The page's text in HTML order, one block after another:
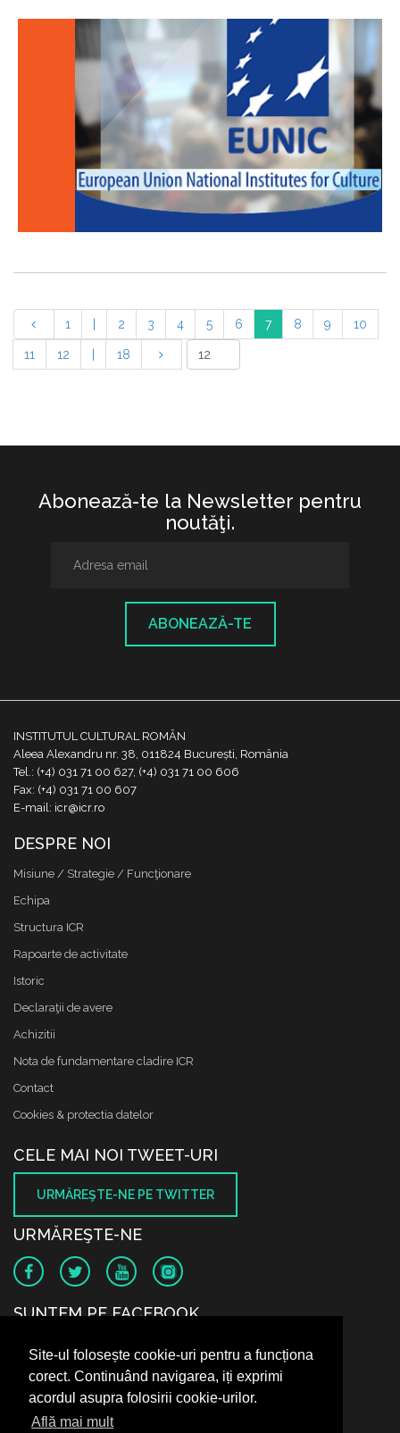
Site-ul folosește cookie-uri pentru a funcționa
corect. Continuând navigarea, iți exprimi
acordul asupra folosirii cookie-urilor.
Află mai mult
1 2 3 4 5 6 7 8 9 10
11 12 18
Abonează-te la Newsletter pentru
noutăţi.
ABONEAZĂ-TE
INSTITUTUL CULTURAL ROMÂN
Aleea Alexandru nr. 38, 011824 București, România
Tel.: (+4) 031 71 00 627, (+4) 031 71 00 606
Fax: (+4) 031 71 00 607
E-mail: icr@icr.ro
DESPRE NOI
Misiune / Strategie / Funcţionare
Echipa
Structura ICR
Rapoarte de activitate
Istoric
Declaraţii de avere
Achizitii
Nota de fundamentare cladire ICR
Contact
Cookies & protectia datelor
CELE MAI NOI TWEET-URI
URMĂREŞTE-NE PE TWITTER
URMĂREŞTE-NE
SUNTEM PE FACEBOOK